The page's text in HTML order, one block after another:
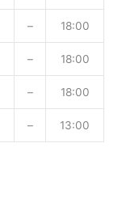
– 18:00
– 18:00
– 18:00
– 13:00